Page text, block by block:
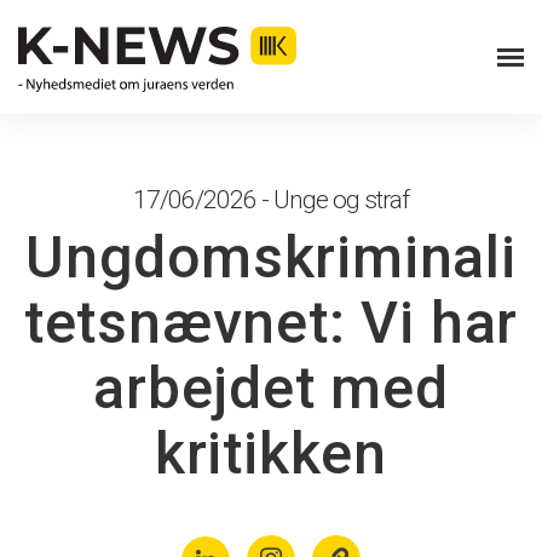
17/06/2026 - Unge og straf
Ungdomskriminali
tetsnævnet: Vi har
arbejdet med
kritikken